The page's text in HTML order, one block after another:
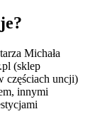
Michała
(sklep
częściach uncji)
innymi